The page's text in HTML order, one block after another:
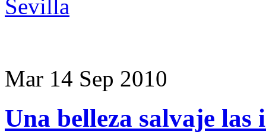
Sevilla
Mar 14 Sep 2010
Una belleza salvaje las